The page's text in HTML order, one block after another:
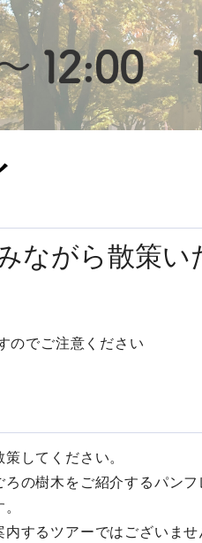
ながら散策い
のでご注意ください
してください。
の樹木をご紹介するパン
するツアーではございま